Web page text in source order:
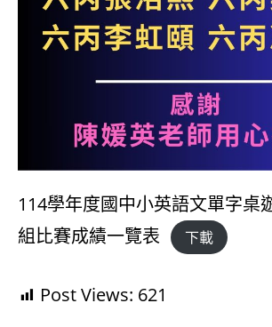
114學年度國中小英語文單字桌
組比賽成績一覽表
下載
Post Views: 621